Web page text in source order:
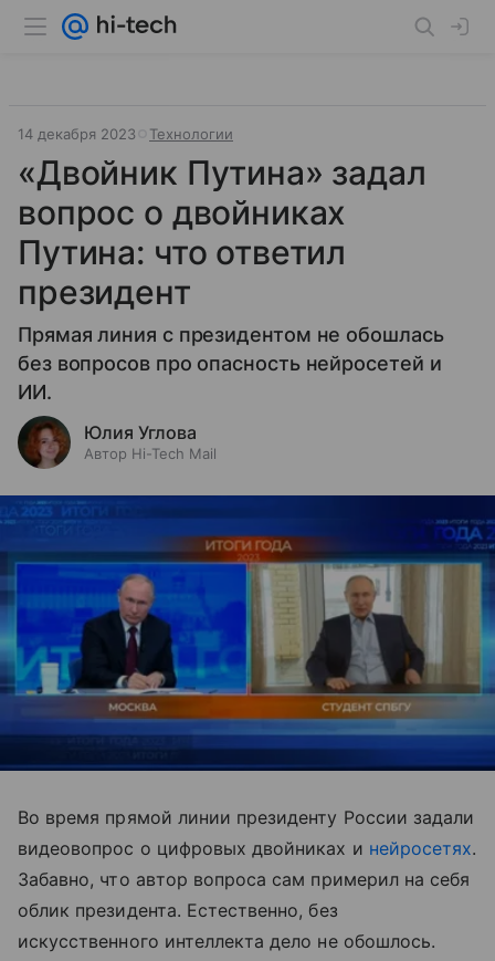
14 декабря 2023 Технологии
«Двойник Путина» задал
вопрос о двойниках
Путина: что ответил
президент
Прямая линия с президентом не обошлась
без вопросов про опасность нейросетей и
ИИ.
Юлия Углова
Автор Hi-Tech Mail
Во время прямой линии президенту России задали
видеовопрос о цифровых двойниках и нейросетях.
Забавно, что автор вопроса сам примерил на себя
облик президента. Естественно, без
искусственного интеллекта дело не обошлось.